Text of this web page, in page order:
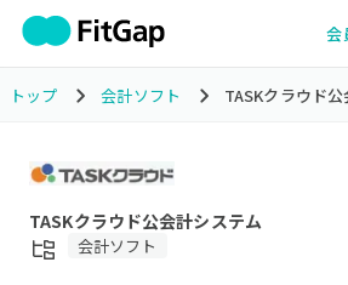
会
トップ 会計ソフト TASKクラウド
TASKクラウド公会計システム
会計ソフト